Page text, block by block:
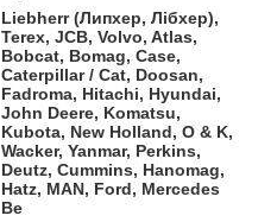
Liebherr (Липхер, Лібхер),
Terex, JCB, Volvo, Atlas,
Bobcat, Bomag, Case,
Caterpillar / Cat, Doosan,
Fadroma, Hitachi, Hyundai,
John Deere, Komatsu,
Kubota, New Holland, O & K,
Wacker, Yanmar, Perkins,
Deutz, Cummins, Hanomag,
Hatz, MAN, Ford, Mercedes
Be